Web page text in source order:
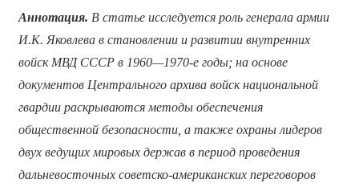
Аннотация. В статье исследуется роль генерала армии
И.К. Яковлева в становлении и развитии внутренних
войск МВД СССР в 1960—1970-е годы; на основе
документов Центрального архива войск национальной
гвардии раскрываются методы обеспечения
общественной безопасности, а также охраны лидеров
двух ведущих мировых держав в период проведения
дальневосточных советско-американских переговоров